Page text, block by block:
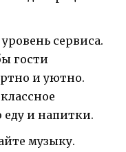
сервиса.
гости
и уютно.
и напитки.
музыку.